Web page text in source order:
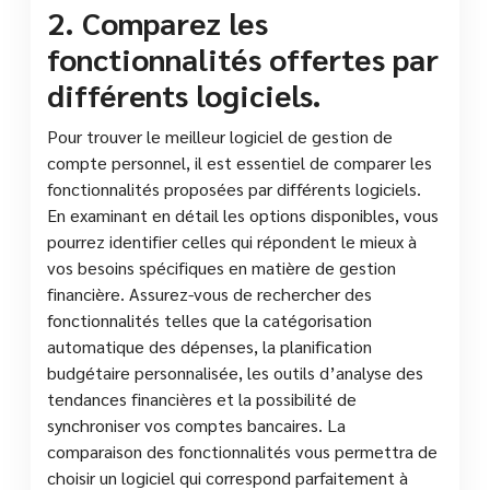
2. Comparez les
fonctionnalités offertes par
différents logiciels.
Pour trouver le meilleur logiciel de gestion de
compte personnel, il est essentiel de comparer les
fonctionnalités proposées par différents logiciels.
En examinant en détail les options disponibles, vous
pourrez identifier celles qui répondent le mieux à
vos besoins spécifiques en matière de gestion
financière. Assurez-vous de rechercher des
fonctionnalités telles que la catégorisation
automatique des dépenses, la planification
budgétaire personnalisée, les outils d’analyse des
tendances financières et la possibilité de
synchroniser vos comptes bancaires. La
comparaison des fonctionnalités vous permettra de
choisir un logiciel qui correspond parfaitement à